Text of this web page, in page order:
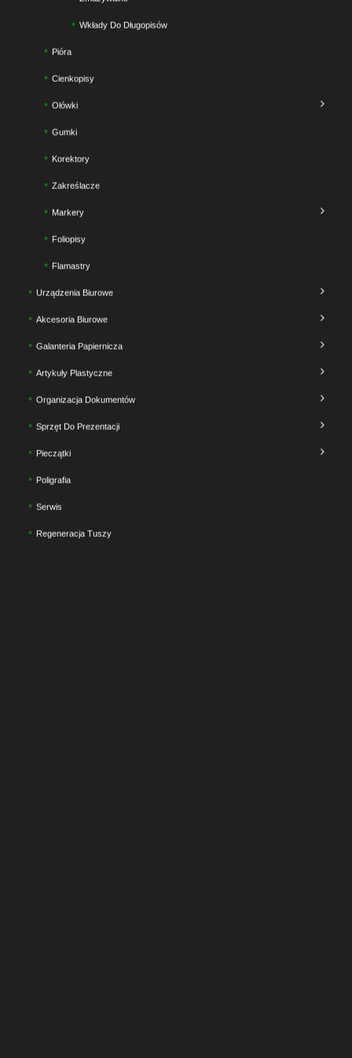
Wkłady Do Długopisów
Pióra
Cienkopisy
Ołówki
Gumki
Korektory
Zakreślacze
Markery
Foliopisy
Flamastry
Urządzenia Biurowe
Akcesoria Biurowe
Galanteria Papiernicza
Artykuły Plastyczne
Organizacja Dokumentów
Sprzęt Do Prezentacji
Pieczątki
Poligrafia
Serwis
Regeneracja Tuszy